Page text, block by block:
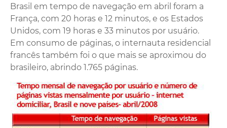
Brasil em tempo de navegação em abril foram a
França, com 20 horas e 12 minutos, e os Estados
Unidos, com 19 horas e 33 minutos por usuário.
Em consumo de páginas, o internauta residencial
francês também foi o que mais se aproximou do
brasileiro, abrindo 1.765 páginas.